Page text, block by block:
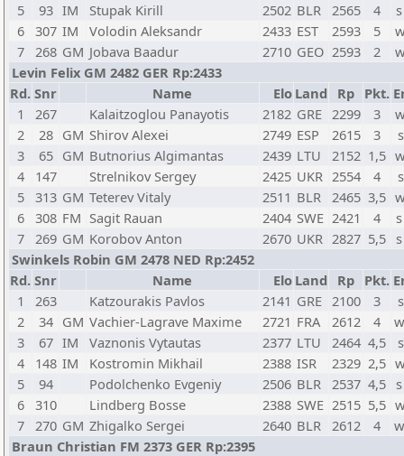
5
93 IM Stupak Kirill 2502 BLR 2565 4
6 307 IM Volodin Aleksandr 2433 EST 2593 5
7 268 GM Jobava Baadur 2710 GEO 2593 2
Levin Felix GM 2482 GER Rp:2433
Rd. Snr Name Elo Land Rp Pkt.
1
267 Kalaitzoglou Panayotis 2182 GRE 2299 3
2
28 GM Shirov Alexei 2749 ESP 2615 3
3
65 GM Butnorius Algimantas 2439 LTU 2152 1,5
4
147 Strelnikov Sergey 2425 UKR 2554 4
5 313 GM Teterev Vitaly 2511 BLR 2465 3,5
6 308 FM Sagit Rauan 2404 SWE 2421 4
7 269 GM Korobov Anton 2670 UKR 2827 5,5
Swinkels Robin GM 2478 NED Rp:2452
Rd. Snr Name Elo Land Rp Pkt.
1
263 Katzourakis Pavlos 2141 GRE 2100 3
2
34 GM Vachier-Lagrave Maxime 2721 FRA 2612 4
3
67 IM Vaznonis Vytautas 2377 LTU 2464 4,5
4
148 IM Kostromin Mikhail 2388 ISR 2329 2,5
5
94 Podolchenko Evgeniy 2506 BLR 2537 4,5
6 310 Lindberg Bosse 2388 SWE 2515 5,5
7 270 GM Zhigalko Sergei 2640 BLR 2612 4
Braun Christian FM 2373 GER Rp:2395